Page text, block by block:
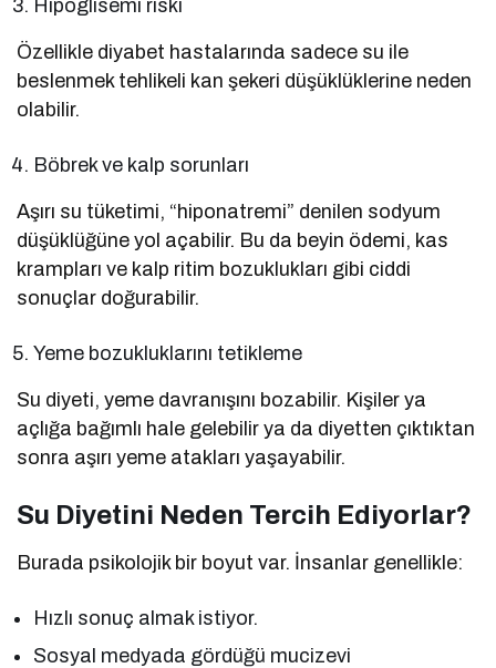
Hipoglisemi riski
Özellikle diyabet hastalarında sadece su ile
beslenmek tehlikeli kan şekeri düşüklüklerine neden
olabilir.
Böbrek ve kalp sorunları
Aşırı su tüketimi, “hiponatremi” denilen sodyum
düşüklüğüne yol açabilir. Bu da beyin ödemi, kas
krampları ve kalp ritim bozuklukları gibi ciddi
sonuçlar doğurabilir.
Yeme bozukluklarını tetikleme
Su diyeti, yeme davranışını bozabilir. Kişiler ya
açlığa bağımlı hale gelebilir ya da diyetten çıktıktan
sonra aşırı yeme atakları yaşayabilir.
Su Diyetini Neden Tercih Ediyorlar?
Burada psikolojik bir boyut var. İnsanlar genellikle:
Hızlı sonuç almak istiyor.
Sosyal medyada gördüğü mucizevi